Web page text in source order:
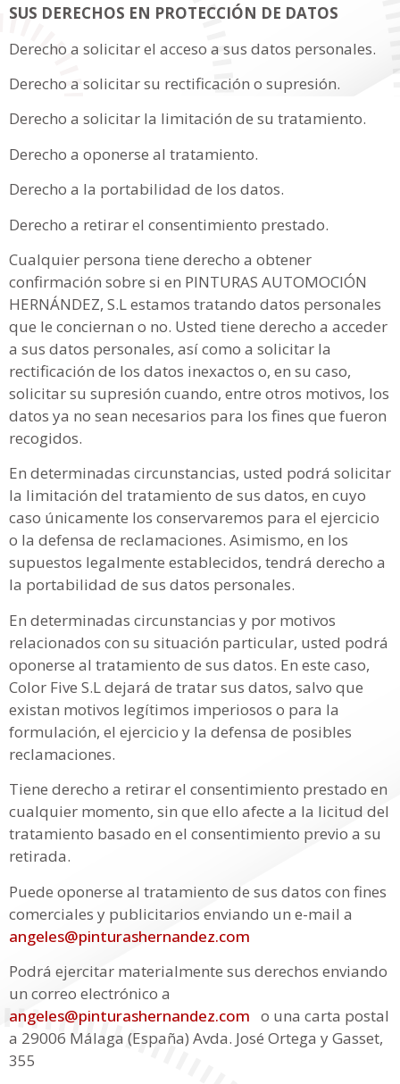
SUS DERECHOS EN PROTECCIÓN DE DATOS
Derecho a solicitar el acceso a sus datos personales.
Derecho a solicitar su rectificación o supresión.
Derecho a solicitar la limitación de su tratamiento.
Derecho a oponerse al tratamiento.
Derecho a la portabilidad de los datos.
Derecho a retirar el consentimiento prestado.
Cualquier persona tiene derecho a obtener
confirmación sobre si en PINTURAS AUTOMOCIÓN
HERNÁNDEZ, S.L estamos tratando datos personales
que le conciernan o no. Usted tiene derecho a acceder
a sus datos personales, así como a solicitar la
rectificación de los datos inexactos o, en su caso,
solicitar su supresión cuando, entre otros motivos, los
datos ya no sean necesarios para los fines que fueron
recogidos.
En determinadas circunstancias, usted podrá solicitar
la limitación del tratamiento de sus datos, en cuyo
caso únicamente los conservaremos para el ejercicio
o la defensa de reclamaciones. Asimismo, en los
supuestos legalmente establecidos, tendrá derecho a
la portabilidad de sus datos personales.
En determinadas circunstancias y por motivos
relacionados con su situación particular, usted podrá
oponerse al tratamiento de sus datos. En este caso,
Color Five S.L dejará de tratar sus datos, salvo que
existan motivos legítimos imperiosos o para la
formulación, el ejercicio y la defensa de posibles
reclamaciones.
Tiene derecho a retirar el consentimiento prestado en
cualquier momento, sin que ello afecte a la licitud del
tratamiento basado en el consentimiento previo a su
retirada.
Puede oponerse al tratamiento de sus datos con fines
comerciales y publicitarios enviando un e-mail a
angeles@pinturashernandez.com
Podrá ejercitar materialmente sus derechos enviando
un correo electrónico a
angeles@pinturashernandez.com o una carta postal
a 29006 Málaga (España) Avda. José Ortega y Gasset,
355